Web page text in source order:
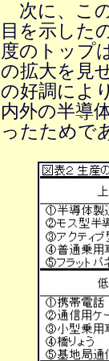
次に、こ
目を示した
度のトップ
の拡大を見
の好調によ
内外の半導
ったためで